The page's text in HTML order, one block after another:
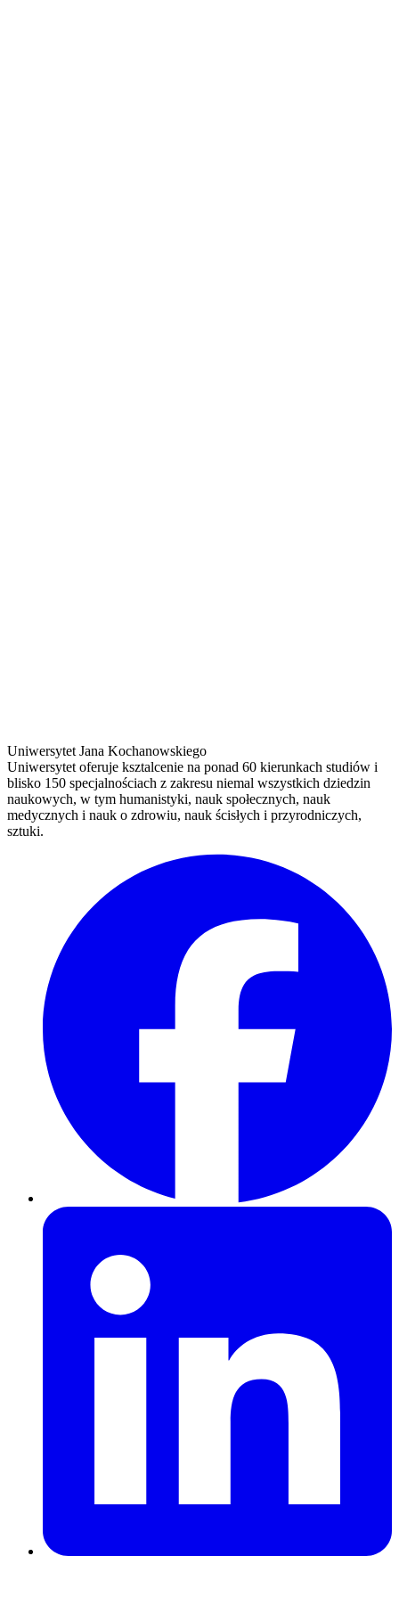
Uniwersytet Jana Kochanowskiego
Uniwersytet oferuje ksztalcenie na ponad 60 kierunkach studiów i
blisko 150 specjalnościach z zakresu niemal wszystkich dziedzin
naukowych, w tym humanistyki, nauk społecznych, nauk
medycznych i nauk o zdrowiu, nauk ścisłych i przyrodniczych,
sztuki.